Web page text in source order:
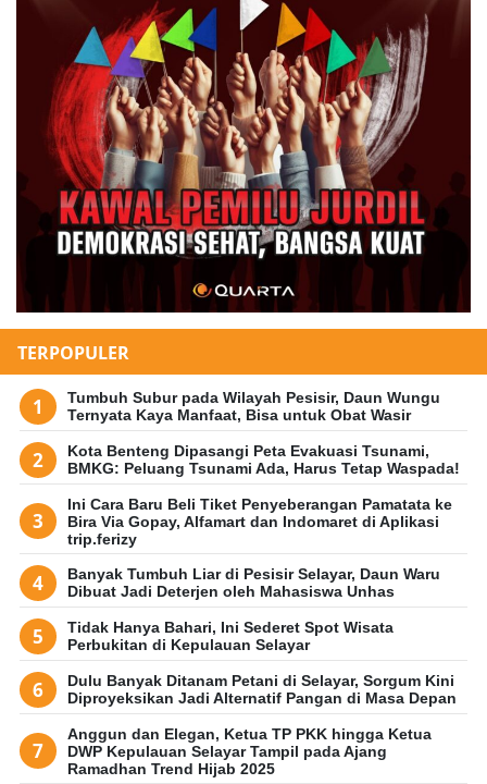
TERPOPULER
Tumbuh Subur pada Wilayah Pesisir, Daun Wungu
Ternyata Kaya Manfaat, Bisa untuk Obat Wasir
Kota Benteng Dipasangi Peta Evakuasi Tsunami,
BMKG: Peluang Tsunami Ada, Harus Tetap Waspada!
Ini Cara Baru Beli Tiket Penyeberangan Pamatata ke
Bira Via Gopay, Alfamart dan Indomaret di Aplikasi
trip.ferizy
Banyak Tumbuh Liar di Pesisir Selayar, Daun Waru
Dibuat Jadi Deterjen oleh Mahasiswa Unhas
Tidak Hanya Bahari, Ini Sederet Spot Wisata
Perbukitan di Kepulauan Selayar
Dulu Banyak Ditanam Petani di Selayar, Sorgum Kini
Diproyeksikan Jadi Alternatif Pangan di Masa Depan
Anggun dan Elegan, Ketua TP PKK hingga Ketua
DWP Kepulauan Selayar Tampil pada Ajang
Ramadhan Trend Hijab 2025